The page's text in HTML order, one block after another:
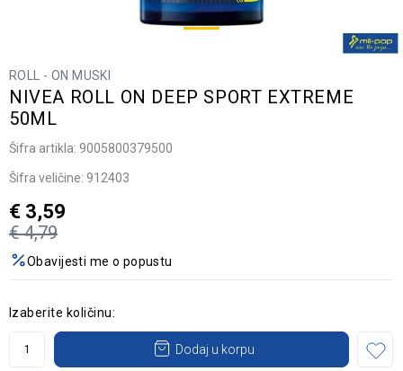
ROLL - ON MUSKI
NIVEA ROLL ON DEEP SPORT EXTREME
50ML
Šifra artikla: 9005800379500
Šifra veličine: 912403
€ 4,79
€ 3,59
Obavijesti me o popustu
Izaberite količinu:
Dodaj u korpu